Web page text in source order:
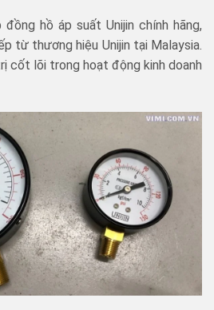
hồ áp suất Unijin chính hãng,
từ thương hiệu Unijin tại Malaysia.
cốt lõi trong hoạt động kinh doanh